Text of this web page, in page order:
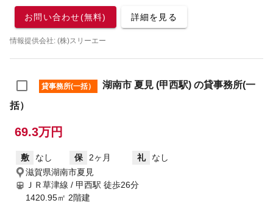
お問い合わせ(無料) 詳細を見る
情報提供会社: (株)スリーエー
貸事務所(一括）
湖南市 夏見 (甲西駅) の貸事務所(一
括）
69.3万円
敷 なし 保 2ヶ月 礼
なし
滋賀県湖南市夏見
ＪＲ草津線 / 甲西駅 徒歩26分
1420.95㎡ 2階建